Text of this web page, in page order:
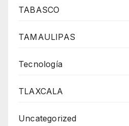
TABASCO
TAMAULIPAS
Tecnología
TLAXCALA
Uncategorized